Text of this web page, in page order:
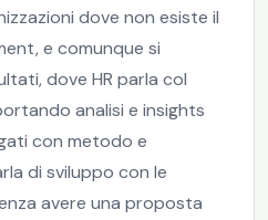
dove non esiste il
e comunque si
dove HR parla col
analisi e insights
con metodo e
di sviluppo con le
avere una proposta